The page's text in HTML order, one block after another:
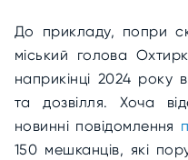
До прикладу, попри
міський голова
наприкінці 2024 року
та дозвілля. Хоча
новинні повідомлення
150 мешканців, які